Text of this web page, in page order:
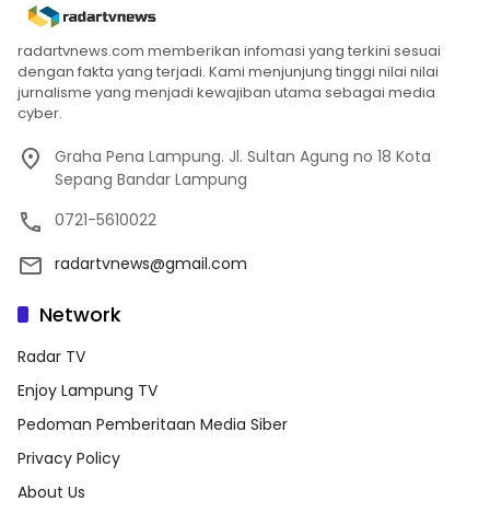
radartvnews.com memberikan infomasi yang terkini sesuai
dengan fakta yang terjadi. Kami menjunjung tinggi nilai nilai
jurnalisme yang menjadi kewajiban utama sebagai media
cyber.
Graha Pena Lampung. Jl. Sultan Agung no 18 Kota
Sepang Bandar Lampung
0721-5610022
radartvnews@gmail.com
Network
Radar TV
Enjoy Lampung TV
Pedoman Pemberitaan Media Siber
Privacy Policy
About Us